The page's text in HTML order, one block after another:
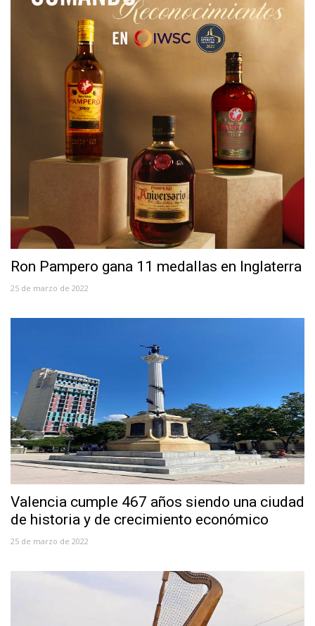
Ron Pampero gana 11 medallas en Inglaterra
25 de marzo de 2022
Valencia cumple 467 años siendo una ciudad
de historia y de crecimiento económico
25 de marzo de 2022